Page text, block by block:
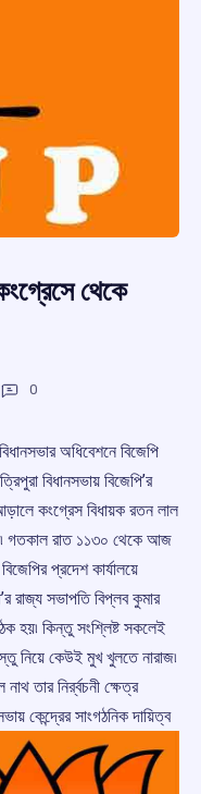
থেকে
0
অধিবেশনে বিজেপি
বিধানসভায় বিজেপি’র
কংগ্রেস বিধায়ক রতন লাল
গতকাল রাত ১১৩০ থেকে আজ
প্রদেশ কার্যালয়ে
রাজ্য সভাপতি বিপ্লব কুমার
হয়৷ কিন্তু সংশ্লিষ্ট সকলেই
নিয়ে কেউই মুখ খুলতে নারাজ৷
তার নির্র্বচনী ক্ষেত্র
কেন্দ্রের সাংগঠনিক দায়িত্ব